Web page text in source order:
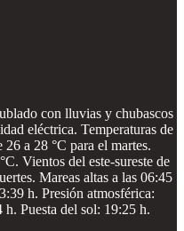
con lluvias y chubascos
eléctrica. Temperaturas de
a 28 °C para el martes.
Vientos del este-sureste de
Mareas altas a las 06:45
h. Presión atmosférica:
Puesta del sol: 19:25 h.